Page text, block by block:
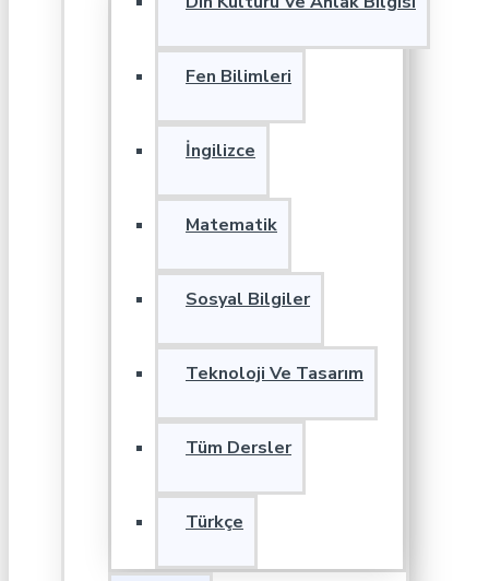
Fen Bilimleri
İngilizce
Matematik
Sosyal Bilgiler
Teknoloji Ve Tasarım
Tüm Dersler
Türkçe